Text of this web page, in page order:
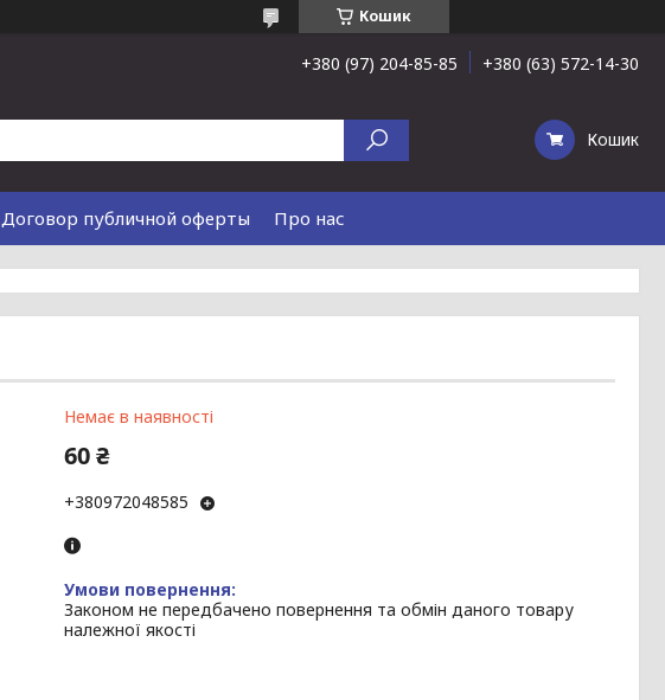
Кошик
+380 (97) 204-85-85 +380 (63) 572-14-30
Кошик
Договор публичной оферты Про нас
Немає в наявності
60 ₴
+380972048585
Законом не передбачено повернення та обмін даного товару
належної якості